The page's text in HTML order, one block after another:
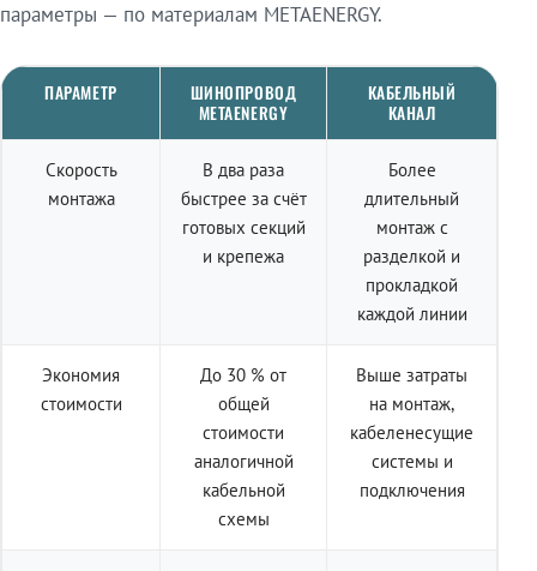
параметры — по материалам METAENERGY.
ПАРАМЕТР
ШИНОПРОВОД
METAENERGY
КАБЕЛЬНЫЙ
КАНАЛ
Скорость
монтажа
В два раза
быстрее за счёт
готовых секций
и крепежа
Более
длительный
монтаж с
разделкой и
прокладкой
каждой линии
Экономия
стоимости
До 30 % от
общей
стоимости
аналогичной
кабельной
схемы
Выше затраты
на монтаж,
кабеленесущие
системы и
подключения